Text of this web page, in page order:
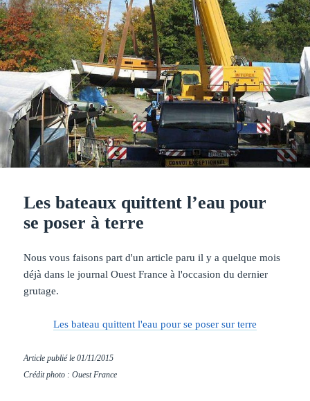
Les bateaux quittent l’eau pour
se poser à terre
Nous vous faisons part d'un article paru il y a quelque mois
déjà dans le journal Ouest France à l'occasion du dernier
grutage.
Les bateau quittent l'eau pour se poser sur terre
Article publié le01/11/2015
Crédit photo : Ouest France